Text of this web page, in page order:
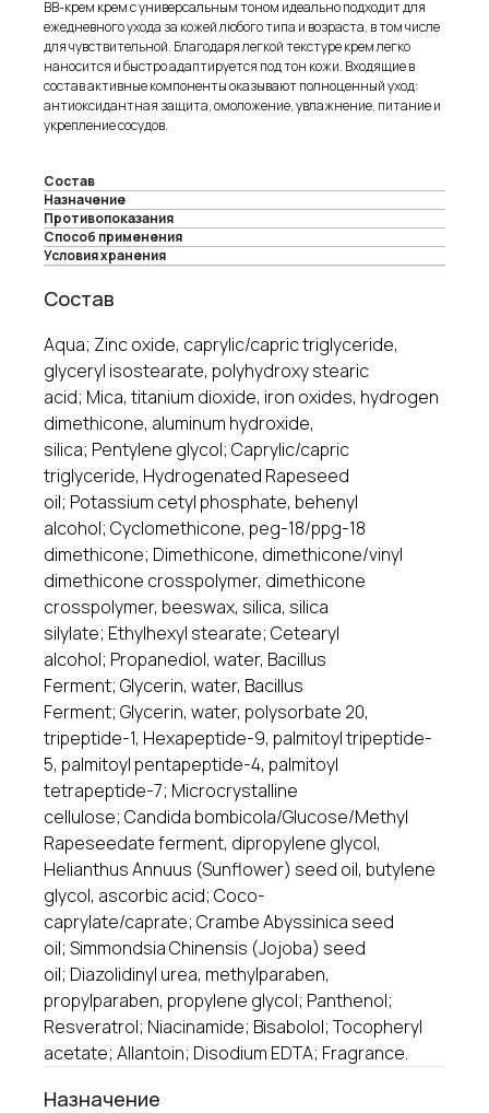
ВВ-крем крем с универсальным тоном идеально подходит для
ежедневного ухода за кожей любого типа и возраста, в том числе
для чувствительной. Благодаря легкой текстуре крем легко
наносится и быстро адаптируется под тон кожи. Входящие в
состав активные компоненты оказывают полноценный уход:
антиоксидантная защита, омоложение, увлажнение, питание и
укрепление сосудов.
Состав
Назначение
Противопоказания
Cпособ применения
Условия хранения
Состав
Aqua; Zinc oxide, caprylic/capric triglyceride,
glyceryl isostearate, polyhydroxy stearic
acid; Mica, titanium dioxide, iron oxides, hydrogen
dimethicone, aluminum hydroxide,
silica; Pentylene glycol; Caprylic/capric
triglyceride, Hydrogenated Rapeseed
oil; Potassium cetyl phosphate, behenyl
alcohol; Cyclomethicone, peg-18/ppg-18
dimethicone; Dimethicone, dimethicone/vinyl
dimethicone crosspolymer, dimethicone
crosspolymer, beeswax, silica, silica
silylate; Ethylhexyl stearate; Cetearyl
alcohol; Propanediol, water, Bacillus
Ferment; Glycerin, water, Bacillus
Ferment; Glycerin, water, polysorbate 20,
tripeptide-1, Hexapeptide-9, palmitoyl tripeptide-
5, palmitoyl pentapeptide-4, palmitoyl
tetrapeptide-7; Microcrystalline
cellulose; Candida bombicola/Glucose/Methyl
Rapeseedate ferment, dipropylene glycol,
Helianthus Annuus (Sunflower) seed oil, butylene
glycol, ascorbic acid; Coco-
caprylate/caprate; Crambe Abyssinica seed
oil; Simmondsia Chinensis (Jojoba) seed
oil; Diazolidinyl urea, methylparaben,
propylparaben, propylene glycol; Panthenol;
Resveratrol; Niacinamide; Bisabolol; Tocopheryl
acetate; Allantoin; Disodium EDTA; Fragrance.
Назначение
+7 (495) 145-81-49
+7 (499) 460-03-76
info@neosbiolab.com
отдел продаж: 10.00-18.00 по Мск
г. Москва, ул. Щипок 18, с1
метро Павелецкая/Серпуховская
адрес производства
горячая линия: 10.00-18.00 по Мск